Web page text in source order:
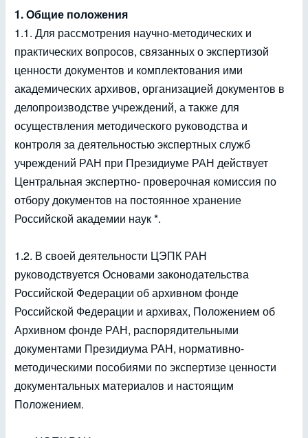
1. Общие положения
1.1. Для рассмотрения научно-методических и
практических вопросов, связанных о экспертизой
ценности документов и комплектования ими
академических архивов, организацией документов в
делопроизводстве учреждений, а также для
осуществления методического руководства и
контроля за деятельностью экспертных служб
учреждений РАН при Президиуме РАН действует
Центральная экспертно- проверочная комиссия по
отбору документов на постоянное хранение
Российской академии наук *.
1.2. В своей деятельности ЦЭПК РАН
руководствуется Основами законодательства
Российской Федерации об архивном фонде
Российской Федерации и архивах, Положением об
Архивном фонде РАН, распорядительными
документами Президиума РАН, нормативно-
методическими пособиями по экспертизе ценности
документальных материалов и настоящим
Положением.